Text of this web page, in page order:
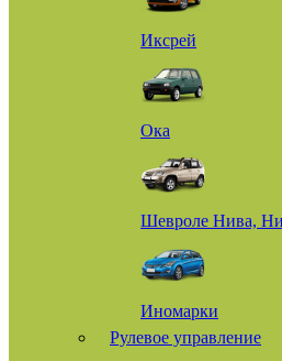
Иксрей
Ока
Шевроле Нива,
Иномарки
Рулевое управление